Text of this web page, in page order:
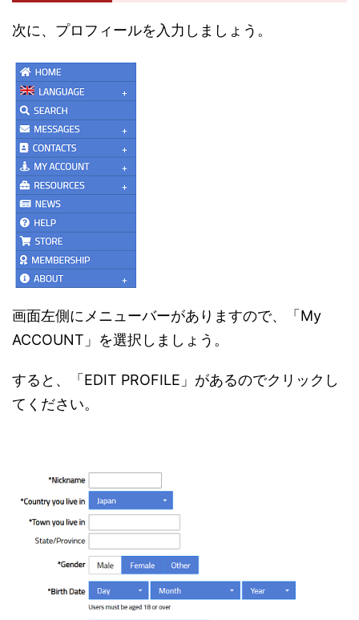
次に、プロフィールを入力しましょう。
画面左側にメニューバーがありますので、「My
ACCOUNT」を選択しましょう。
すると、「EDIT PROFILE」があるのでクリックし
てください。